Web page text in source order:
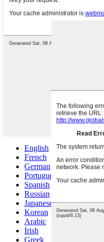
English
French
German
Portuguese
Spanish
Russian
Japanese
Korean
Arabic
Irish
Greek